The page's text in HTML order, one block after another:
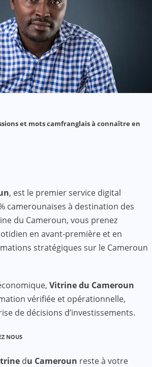
et mots camfranglais à connaître en
, est le premier service digital
camerounaises à destination des
du Cameroun, vous prenez
en avant-première et en
stratégiques sur le Cameroun
Vitrine du Cameroun
vérifiée et opérationnelle,
de décisions d’investissements.
NOUS
du Cameroun reste à votre